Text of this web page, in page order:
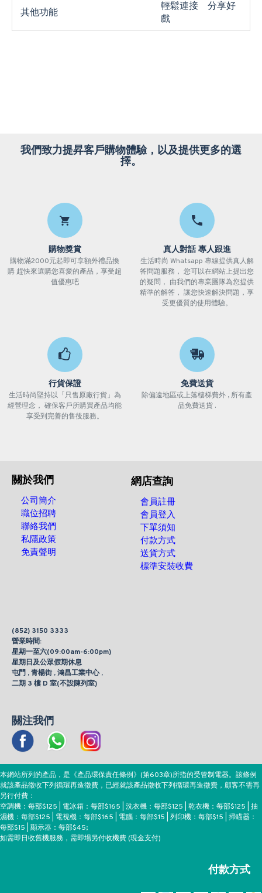
其他功能
輕鬆連接 分享好
戲
我們致力提昇客戶購物體驗，以及提供更多的選
擇。
購物獎賞
購物滿2000元起即可享額外禮品換
購 趕快來選購您喜愛的產品，享受超
值優惠吧
真人對話 專人跟進
生活時尚 Whatsapp 專線提供真人解
答問題服務， 您可以在網站上提出您
的疑問， 由我們的專業團隊為您提供
精準的解答， 讓您快速解決問題，享
受更優質的使用體驗。
行貨保證
生活時尚堅持以「只售原廠行貨」為
經營理念， 確保客戶所購買產品均能
享受到完善的售後服務。
免費送貨
除偏遠地區或上落樓梯費外 , 所有產
品免費送貨 .
關於我們
公司簡介
職位招聘
聯絡我們
私隱政策
免責聲明
網店查詢
會員註冊
會員登入
下單須知
付款方式
送貨方式
標準安裝收費
(852) 3150 3333
營業時間:
星期一至六(09:00am-6:00pm)
星期日及公眾假期休息
屯門 , 青楊街 , 鴻昌工業中心 ,
二期 3 樓 D 室(不設陳列室)
關注我們
本網站所列的產品，是《產品環保責任條例》(第603章)所指的受管制電器。該條例
就該產品徵收下列循環再造徵費，已經就該產品徵收下列循環再造徵費，顧客不需再
另行付費：
空調機：每部$125 | 電冰箱：每部$165 | 洗衣機：每部$125 | 乾衣機：每部$125 | 抽
濕機：每部$125 | 電視機：每部$165 | 電腦：每部$15 | 列印機：每部$15 | 掃瞄器：
每部$15 | 顯示器：每部$45;
如需即日收舊機服務，需即場另付收機費 (現金支付)
付款方式